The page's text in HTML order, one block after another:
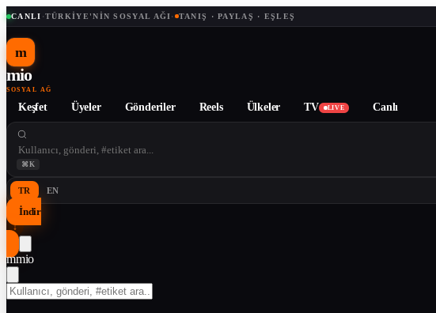
CANLI ·TÜRKIYE'NIN SOSYAL AĞI· TANIŞ · PAYLAŞ · EŞLEŞ
m
mio
SOSYAL AĞ
Keşfet Üyeler Gönderiler Reels Ülkeler TV LIVE Canlı
⌘K
TR EN
İndir
↓
mmio